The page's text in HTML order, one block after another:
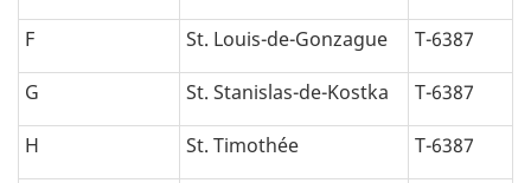
F St. Louis-de-Gonzague T-6387
G St. Stanislas-de-Kostka T-6387
H St. Timothée T-6387